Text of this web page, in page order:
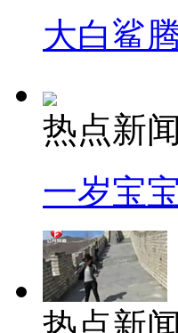
大白鲨
热点新闻
一岁宝
热点新闻